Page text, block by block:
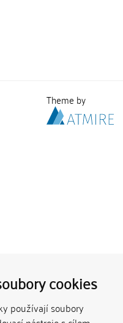
cookies
používají soubory
Theme by